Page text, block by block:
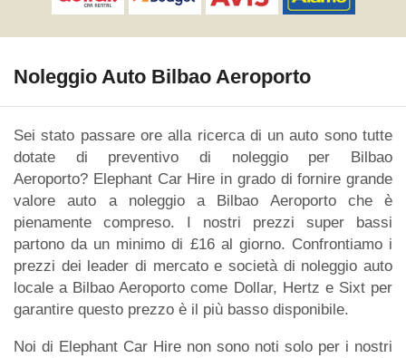
Noleggio Auto Bilbao Aeroporto
Sei stato passare ore alla ricerca di un auto sono tutte
dotate di preventivo di noleggio per Bilbao
Aeroporto? Elephant Car Hire in grado di fornire grande
valore auto a noleggio a Bilbao Aeroporto che è
pienamente compreso. I nostri prezzi super bassi
partono da un minimo di £16 al giorno. Confrontiamo i
prezzi dei leader di mercato e società di noleggio auto
locale a Bilbao Aeroporto come Dollar, Hertz e Sixt per
garantire questo prezzo è il più basso disponibile.
Noi di Elephant Car Hire non sono noti solo per i nostri